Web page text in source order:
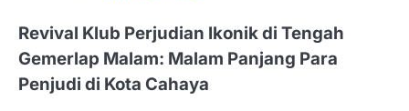
Revival Klub Perjudian Ikonik di Tengah
Gemerlap Malam: Malam Panjang Para
Penjudi di Kota Cahaya